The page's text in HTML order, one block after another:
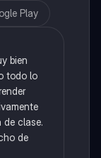
Play
bien
todo lo
de clase.
de